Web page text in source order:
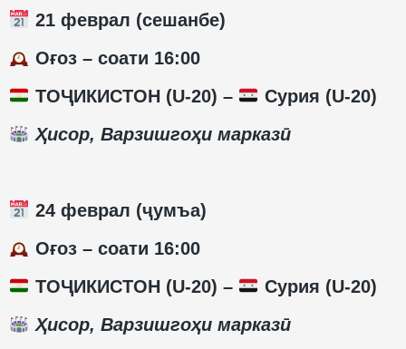
21 феврал (сешанбе)
Оғоз – соати 16:00
ТОҶИКИСТОН (U-20) –
Сурия (U-20)
Ҳисор, Варзишгоҳи марказӣ
24 феврал (ҷумъа)
Оғоз – соати 16:00
ТОҶИКИСТОН (U-20) –
Сурия (U-20)
Ҳисор, Варзишгоҳи марказӣ